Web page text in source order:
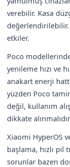
verebilir. Kasa
değerlendirilebilir.
etkiler.
Poco
yenileme hızı ve
anakart enerji
yüzden Poco
değil, kullanım
dikkate
Xiaomi HyperOS
başlama, hızlı pil
sorunlar bazen